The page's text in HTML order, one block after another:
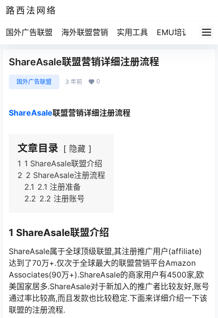
路西法网络
国外广告联盟 海外联盟营销 实用工具 EMU培训 路
ShareAsale联盟营销详细注册流程
国外广告联盟 3 年前 0
ShareAsale联盟营销详细注册流程
文章目录
隐藏
1 1 ShareAsale联盟介绍
2 2 ShareAsale注册流程
2.1 2.1 注册准备
2.2 2.2 注册账号
1 ShareAsale联盟介绍
ShareAsale属于全球顶级联盟,其注册推广用户(affiliate)
达到了70万+.仅次于全球最大的联盟营销平台Amazon
Associates(90万+).ShareAsale的商家用户有4500家,欧
美国家居多.ShareAsale对于新加入的推广者比较友好,账号
通过率比较高,而且发款也比较稳定.下面来详细介绍一下该
联盟的注册流程.